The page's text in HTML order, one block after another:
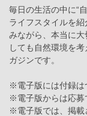
毎日の生活の中に“
ライフスタイルを
みながら、本当に
しても自然環境を
ガジンです。
※電子版には付録は
※電子版からは応募
※電子版では、掲載